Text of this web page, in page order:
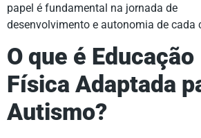
papel é fundamental na jornada de
desenvolvimento e autonomia de cada
O que é Educação
Física Adaptada
Autismo?